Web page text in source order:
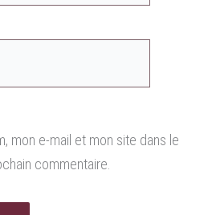
mon e-mail et mon site dans le
commentaire.